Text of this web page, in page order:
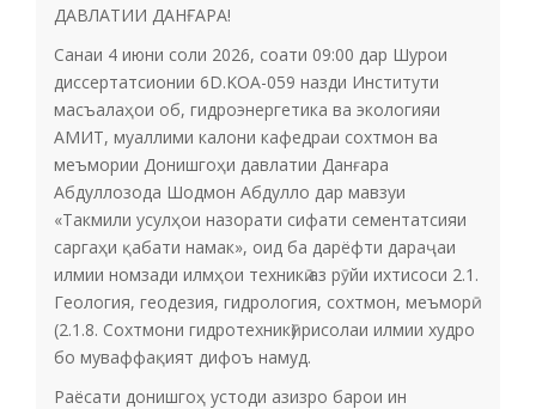
ДАВЛАТИИ ДАНҒАРА!
Санаи 4 июни соли 2026, соати 09:00 дар Шурои
диссертатсионии 6D.KOA-059 назди Институти
масъалаҳои об, гидроэнергетика ва экологияи
АМИТ, муаллими калони кафедраи сохтмон ва
меъмории Донишгоҳи давлатии Данғара
Абдуллозода Шодмон Абдулло дар мавзуи
«Такмили усулҳои назорати сифати сементатсияи
саргаҳи қабати намак», оид ба дарёфти дараҷаи
илмии номзади илмҳои техникӣ аз рӯйи ихтисоси 2.1.
Геология, геодезия, гидрология, сохтмон, меъморӣ
(2.1.8. Сохтмони гидротехникӣ) рисолаи илмии худро
бо муваффақият дифоъ намуд.
Раёсати донишгоҳ устоди азизро барои ин